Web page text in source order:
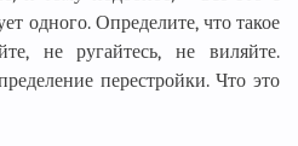
одного. Определите, что такое
не ругайтесь, не виляйте.
перестройки. Что это